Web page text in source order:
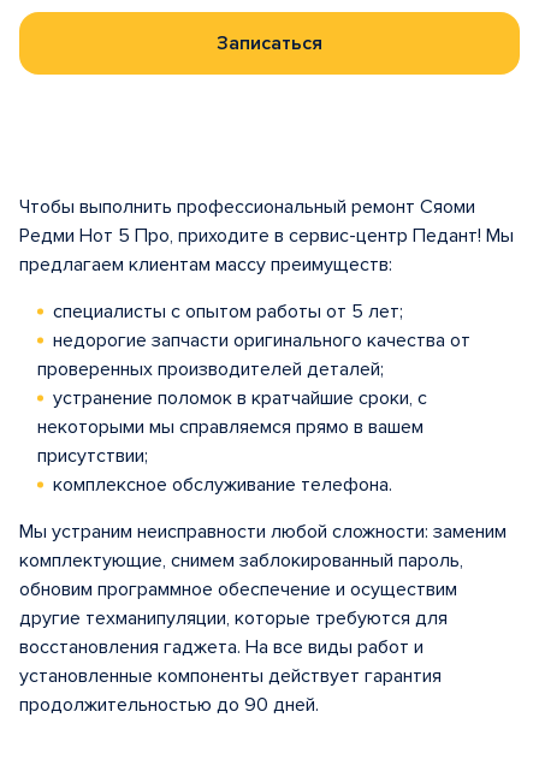
Записаться
Чтобы выполнить профессиональный ремонт Сяоми
Редми Нот 5 Про, приходите в сервис-центр Педант! Мы
предлагаем клиентам массу преимуществ:
специалисты с опытом работы от 5 лет;
недорогие запчасти оригинального качества от
проверенных производителей деталей;
устранение поломок в кратчайшие сроки, с
некоторыми мы справляемся прямо в вашем
присутствии;
комплексное обслуживание телефона.
Мы устраним неисправности любой сложности: заменим
комплектующие, снимем заблокированный пароль,
обновим программное обеспечение и осуществим
другие техманипуляции, которые требуются для
восстановления гаджета. На все виды работ и
установленные компоненты действует гарантия
продолжительностью до 90 дней.